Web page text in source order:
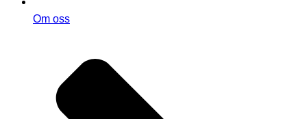
Om oss